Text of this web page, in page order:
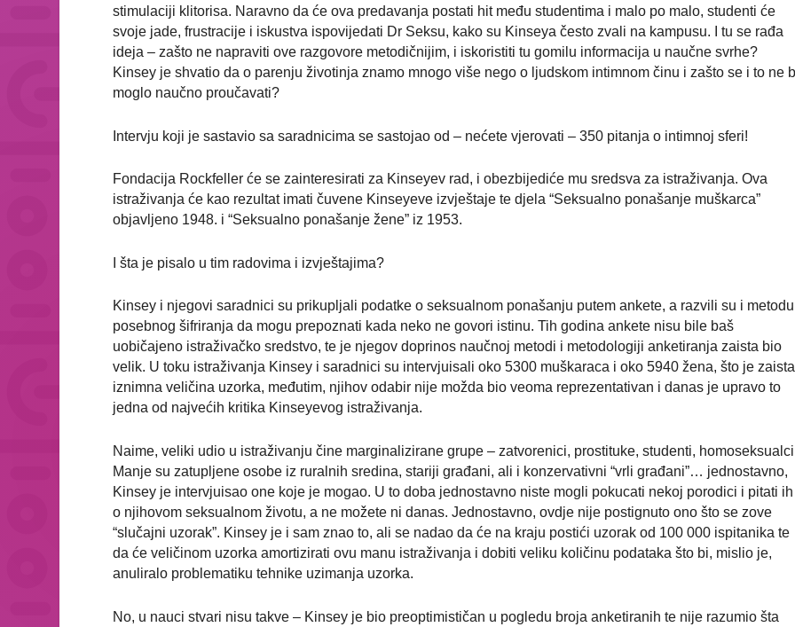
stimulaciji klitorisa. Naravno da će ova predavanja postati hit među studentima i malo po malo, studenti će
svoje jade, frustracije i iskustva ispovijedati Dr Seksu, kako su Kinseya često zvali na kampusu. I tu se rađa
ideja – zašto ne napraviti ove razgovore metodičnijim, i iskoristiti tu gomilu informacija u naučne svrhe?
Kinsey je shvatio da o parenju životinja znamo mnogo više nego o ljudskom intimnom činu i zašto se i to ne
moglo naučno proučavati?
Intervju koji je sastavio sa saradnicima se sastojao od – nećete vjerovati – 350 pitanja o intimnoj sferi!
Fondacija Rockfeller će se zainteresirati za Kinseyev rad, i obezbijediće mu sredsva za istraživanja. Ova
istraživanja će kao rezultat imati čuvene Kinseyeve izvještaje te djela “Seksualno ponašanje muškarca”
objavljeno 1948. i “Seksualno ponašanje žene” iz 1953.
I šta je pisalo u tim radovima i izvještajima?
Kinsey i njegovi saradnici su prikupljali podatke o seksualnom ponašanju putem ankete, a razvili su i metodu
posebnog šifriranja da mogu prepoznati kada neko ne govori istinu. Tih godina ankete nisu bile baš
uobičajeno istraživačko sredstvo, te je njegov doprinos naučnoj metodi i metodologiji anketiranja zaista bio
velik. U toku istraživanja Kinsey i saradnici su intervjuisali oko 5300 muškaraca i oko 5940 žena, što je zaista
iznimna veličina uzorka, međutim, njihov odabir nije možda bio veoma reprezentativan i danas je upravo to
jedna od najvećih kritika Kinseyevog istraživanja.
Naime, veliki udio u istraživanju čine marginalizirane grupe – zatvorenici, prostituke, studenti,
Manje su zatupljene osobe iz ruralnih sredina, stariji građani, ali i konzervativni “vrli građani”… jednostavno,
Kinsey je intervjuisao one koje je mogao. U to doba jednostavno niste mogli pokucati nekoj porodici i pitati ih
o njihovom seksualnom životu, a ne možete ni danas. Jednostavno, ovdje nije postignuto ono što se zove
“slučajni uzorak”. Kinsey je i sam znao to, ali se nadao da će na kraju postići uzorak od 100 000 ispitanika te
da će veličinom uzorka amortizirati ovu manu istraživanja i dobiti veliku količinu podataka što bi, mislio je,
anuliralo problematiku tehnike uzimanja uzorka.
No, u nauci stvari nisu takve – Kinsey je bio preoptimističan u pogledu broja anketiranih te nije razumio šta